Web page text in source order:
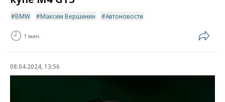
BMW Максим Вершинин Автоновости
1 мин.
08.04.2024, 13:56